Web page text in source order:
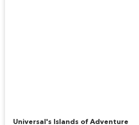
Universal's Islands of Adventure